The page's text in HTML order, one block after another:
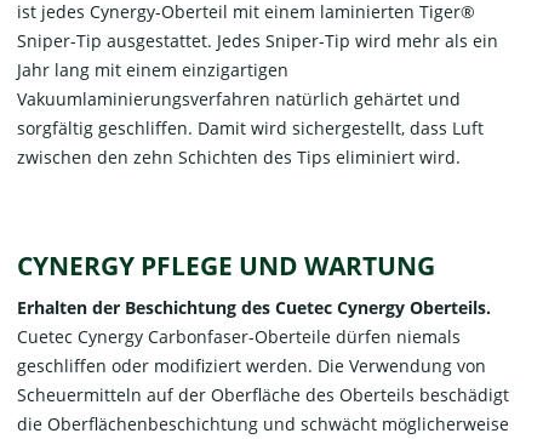
ist jedes Cynergy-Oberteil mit einem laminierten Tiger®
Sniper-Tip ausgestattet. Jedes Sniper-Tip wird mehr als ein
Jahr lang mit einem einzigartigen
Vakuumlaminierungsverfahren natürlich gehärtet und
sorgfältig geschliffen. Damit wird sichergestellt, dass Luft
zwischen den zehn Schichten des Tips eliminiert wird.
CYNERGY PFLEGE UND WARTUNG
Erhalten der Beschichtung des Cuetec Cynergy Oberteils.
Cuetec Cynergy Carbonfaser-Oberteile dürfen niemals
geschliffen oder modifiziert werden. Die Verwendung von
Scheuermitteln auf der Oberfläche des Oberteils beschädigt
die Oberflächenbeschichtung und schwächt möglicherweise